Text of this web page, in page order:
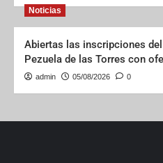
Noticias
Abiertas las inscripciones
Pezuela de las Torres con
admin 05/08/2026 0